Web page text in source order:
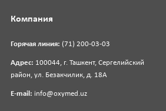
Горячая линия: (71) 200-03-03
Адрес: 100044, г. Ташкент, Сергелийский
район, ул. Безакчилик, д. 18А
E-mail: info@oxymed.uz
Компания